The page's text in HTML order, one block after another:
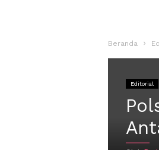
Beranda
Editorial